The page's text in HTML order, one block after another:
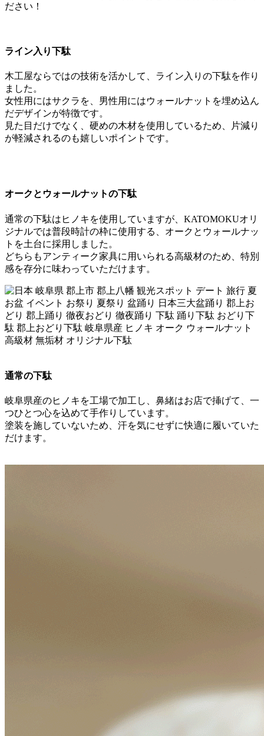
ださい！
ライン入り下駄
木工屋ならではの技術を活かして、ライン入りの下駄を作り
ました。
女性用にはサクラを、男性用にはウォールナットを埋め込ん
だデザインが特徴です。
見た目だけでなく、硬めの木材を使用しているため、片減り
が軽減されるのも嬉しいポイントです。
オークとウォールナットの下駄
通常の下駄はヒノキを使用していますが、KATOMOKUオリ
ジナルでは普段時計の枠に使用する、オークとウォールナッ
トを土台に採用しました。
どちらもアンティーク家具に用いられる高級材のため、特別
感を存分に味わっていただけます。
通常の下駄
岐阜県産のヒノキを工場で加工し、鼻緒はお店で挿げて、一
つひとつ心を込めて手作りしています。
塗装を施していないため、汗を気にせずに快適に履いていた
だけます。